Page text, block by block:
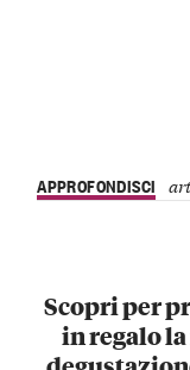
APPROFONDISCI
Scopri per
in regalo